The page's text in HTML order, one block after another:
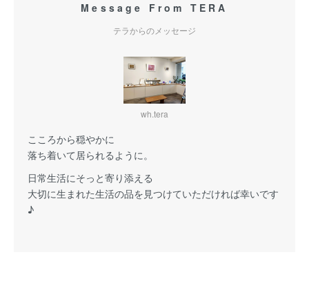
Message From TERA
テラからのメッセージ
wh.tera
こころから穏やかに
落ち着いて居られるように。
日常生活にそっと寄り添える
大切に生まれた生活の品を見つけていただければ幸いです
♪